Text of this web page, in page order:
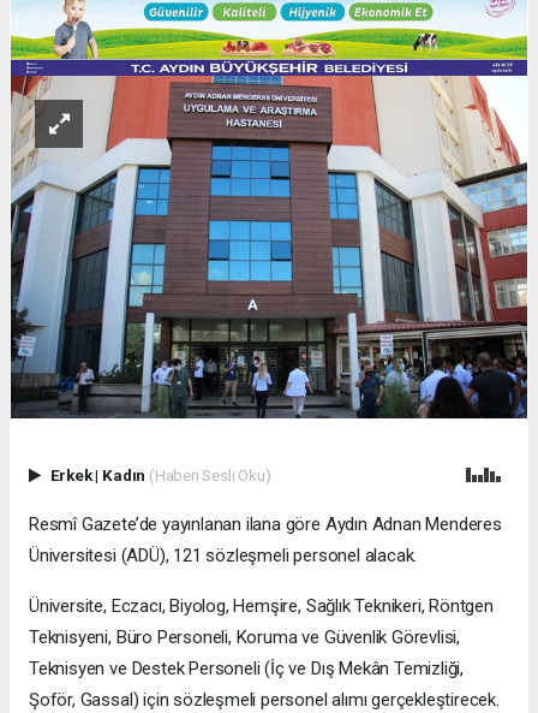
Erkek| Kadın (Haberi Sesli Oku)
Resmî Gazete’de yayınlanan ilana göre Aydın Adnan Menderes
Üniversitesi (ADÜ), 121 sözleşmeli personel alacak.
Üniversite, Eczacı, Biyolog, Hemşire, Sağlık Teknikeri, Röntgen
Teknisyeni, Büro Personeli, Koruma ve Güvenlik Görevlisi,
Teknisyen ve Destek Personeli (İç ve Dış Mekân Temizliği,
Şoför, Gassal) için sözleşmeli personel alımı gerçekleştirecek.